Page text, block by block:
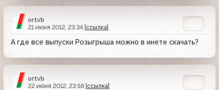
ortvb
21 июня 2012, 23:34 [ссылка]
А где все выпуски Розыгрыша можно в инете скачать?
ortvb
22 июня 2012, 23:58 [ссылка]